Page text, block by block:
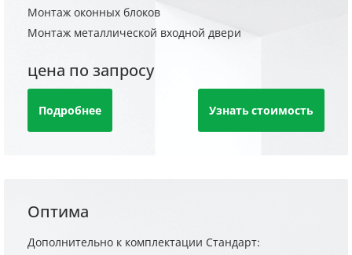
Монтаж оконных блоков
Монтаж металлической входной двери
цена по запросу
Подробнее Узнать стоимость
Оптима
Дополнительно к комплектации Стандарт: